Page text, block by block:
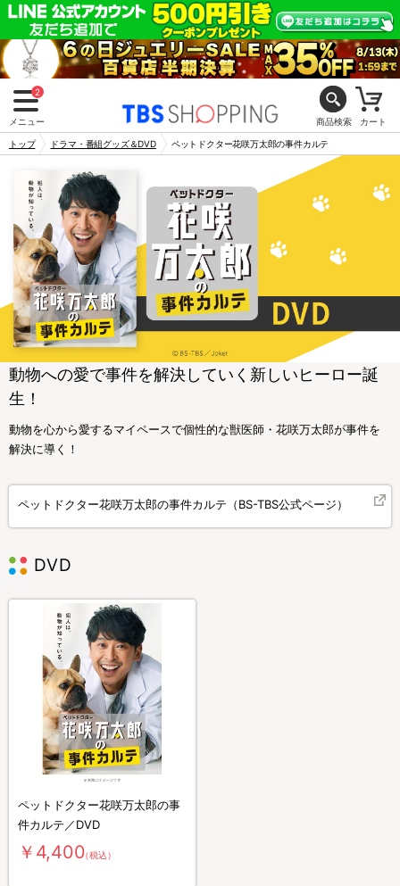
2
メニュー 商品検索 カート
トップ ドラマ・番組グッズ＆DVD ペットドクター花咲万太郎の事件カルテ
動物への愛で事件を解決していく新しいヒーロー誕
生！
動物を心から愛するマイペースで個性的な獣医師・花咲万太郎が事件を
解決に導く！
ペットドクター花咲万太郎の事件カルテ（BS-TBS公式ページ）
DVD
ペットドクター花咲万太郎の事
件カルテ／DVD
￥4,400（税込）